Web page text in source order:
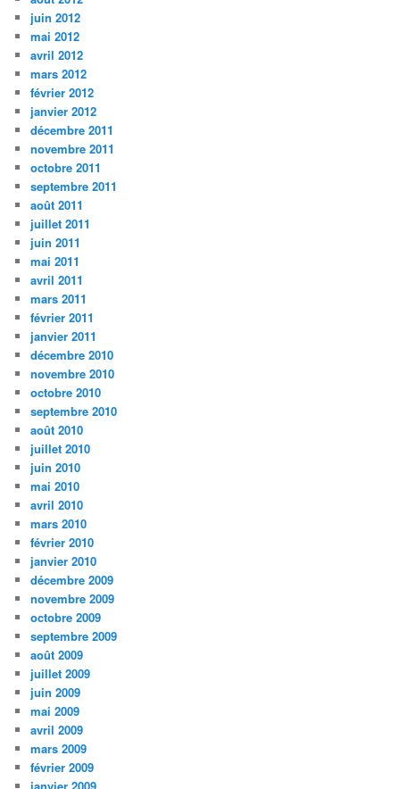
juin 2012
mai 2012
avril 2012
mars 2012
février 2012
janvier 2012
décembre 2011
novembre 2011
octobre 2011
septembre 2011
août 2011
juillet 2011
juin 2011
mai 2011
avril 2011
mars 2011
février 2011
janvier 2011
décembre 2010
novembre 2010
octobre 2010
septembre 2010
août 2010
juillet 2010
juin 2010
mai 2010
avril 2010
mars 2010
février 2010
janvier 2010
décembre 2009
novembre 2009
octobre 2009
septembre 2009
août 2009
juillet 2009
juin 2009
mai 2009
avril 2009
mars 2009
février 2009